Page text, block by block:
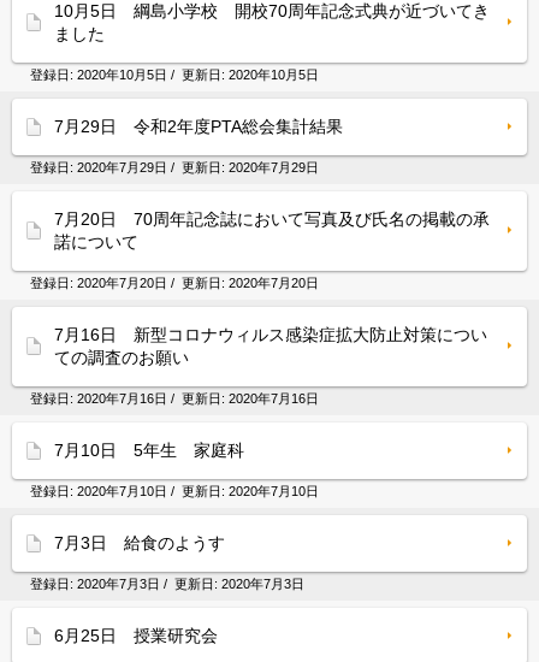
10月5日 綱島小学校 開校70周年記念式典が近づいてき
ました
登録日: 2020年10月5日 / 更新日: 2020年10月5日
7月29日 令和2年度PTA総会集計結果
登録日: 2020年7月29日 / 更新日: 2020年7月29日
7月20日 70周年記念誌において写真及び氏名の掲載の承
諾について
登録日: 2020年7月20日 / 更新日: 2020年7月20日
7月16日 新型コロナウィルス感染症拡大防止対策につい
ての調査のお願い
登録日: 2020年7月16日 / 更新日: 2020年7月16日
7月10日 5年生 家庭科
登録日: 2020年7月10日 / 更新日: 2020年7月10日
7月3日 給食のようす
登録日: 2020年7月3日 / 更新日: 2020年7月3日
6月25日 授業研究会